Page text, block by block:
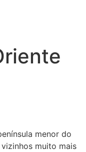
menor do
muito mais